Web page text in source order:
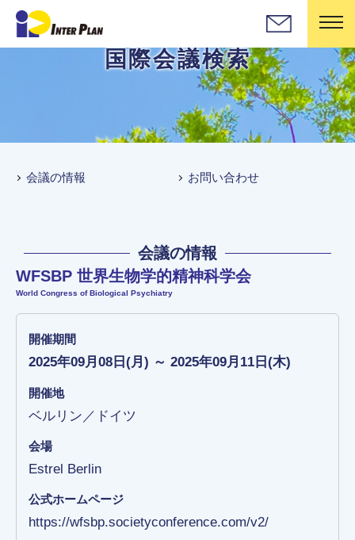
国際会議検索
会議の情報 お問い合わせ
会議の情報
WFSBP 世界生物学的精神科学会
World Congress of Biological Psychiatry
開催期間
2025年09月08日(月) ～ 2025年09月11日(木)
開催地
ベルリン／ドイツ
会場
Estrel Berlin
公式ホームページ
https://wfsbp.societyconference.com/v2/